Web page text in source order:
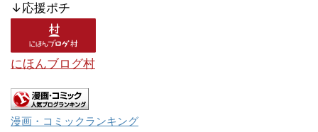
↓応援ポチ
にほんブログ村
漫画・コミックランキング